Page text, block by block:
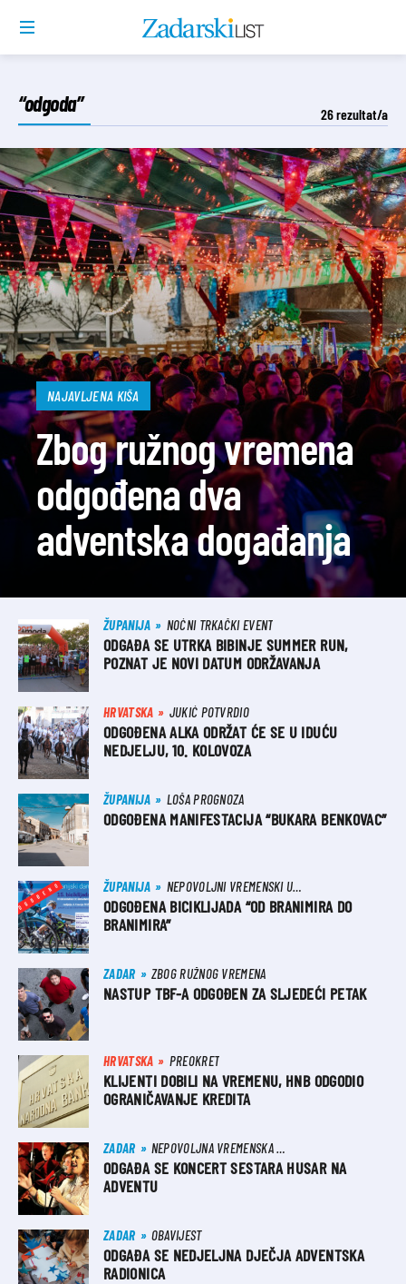
“odgoda” 26rezultat/a
NAJAVLJENA KIŠA
Zbog ružnog vremena
odgođena dva
adventska događanja
ŽUPANIJA NOĆNI TRKAČKI EVENT
ODGAĐA SE UTRKA BIBINJE SUMMER RUN,
POZNAT JE NOVI DATUM ODRŽAVANJA
HRVATSKA JUKIĆ POTVRDIO
ODGOĐENA ALKA ODRŽAT ĆE SE U IDUĆU
NEDJELJU, 10. KOLOVOZA
ŽUPANIJA LOŠA PROGNOZA
ODGOĐENA MANIFESTACIJA “BUKARA BENKOVAC”
ŽUPANIJA NEPOVOLJNI VREMENSKI UVJETI
ODGOĐENA BICIKLIJADA “OD BRANIMIRA DO
BRANIMIRA”
ZADAR ZBOG RUŽNOG VREMENA
NASTUP TBF-A ODGOĐEN ZA SLJEDEĆI PETAK
HRVATSKA PREOKRET
KLIJENTI DOBILI NA VREMENU, HNB ODGODIO
OGRANIČAVANJE KREDITA
ZADAR NEPOVOLJNA VREMENSKA PROGNOZA
ODGAĐA SE KONCERT SESTARA HUSAR NA
ADVENTU
ZADAR OBAVIJEST
ODGAĐA SE NEDJELJNA DJEČJA ADVENTSKA
RADIONICA